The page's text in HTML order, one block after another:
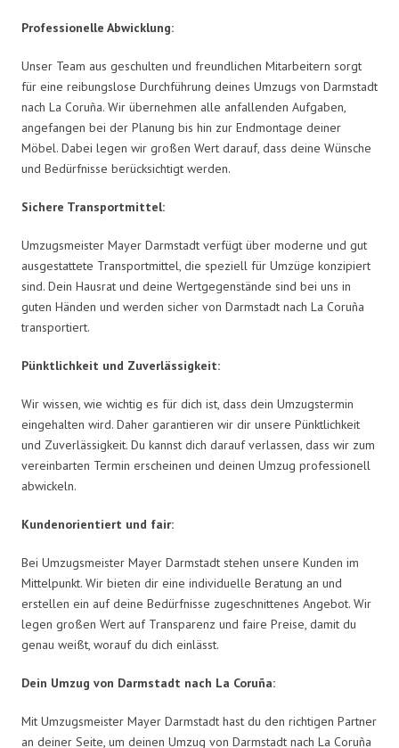
Professionelle Abwicklung:
Unser Team aus geschulten und freundlichen Mitarbeitern sorgt
für eine reibungslose Durchführung deines Umzugs von Darmstadt
nach La Coruña. Wir übernehmen alle anfallenden Aufgaben,
angefangen bei der Planung bis hin zur Endmontage deiner
Möbel. Dabei legen wir großen Wert darauf, dass deine Wünsche
und Bedürfnisse berücksichtigt werden.
Sichere Transportmittel:
Umzugsmeister Mayer Darmstadt verfügt über moderne und gut
ausgestattete Transportmittel, die speziell für Umzüge konzipiert
sind. Dein Hausrat und deine Wertgegenstände sind bei uns in
guten Händen und werden sicher von Darmstadt nach La Coruña
transportiert.
Pünktlichkeit und Zuverlässigkeit:
Wir wissen, wie wichtig es für dich ist, dass dein Umzugstermin
eingehalten wird. Daher garantieren wir dir unsere Pünktlichkeit
und Zuverlässigkeit. Du kannst dich darauf verlassen, dass wir zum
vereinbarten Termin erscheinen und deinen Umzug professionell
abwickeln.
Kundenorientiert und fair:
Bei Umzugsmeister Mayer Darmstadt stehen unsere Kunden im
Mittelpunkt. Wir bieten dir eine individuelle Beratung an und
erstellen ein auf deine Bedürfnisse zugeschnittenes Angebot. Wir
legen großen Wert auf Transparenz und faire Preise, damit du
genau weißt, worauf du dich einlässt.
Dein Umzug von Darmstadt nach La Coruña:
Mit Umzugsmeister Mayer Darmstadt hast du den richtigen Partner
an deiner Seite, um deinen Umzug von Darmstadt nach La Coruña